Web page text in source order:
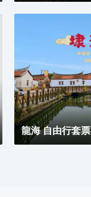
龍海 自由行套票